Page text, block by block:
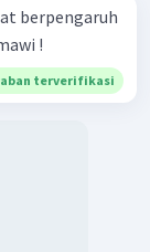
berpengaruh
!
terverifikasi